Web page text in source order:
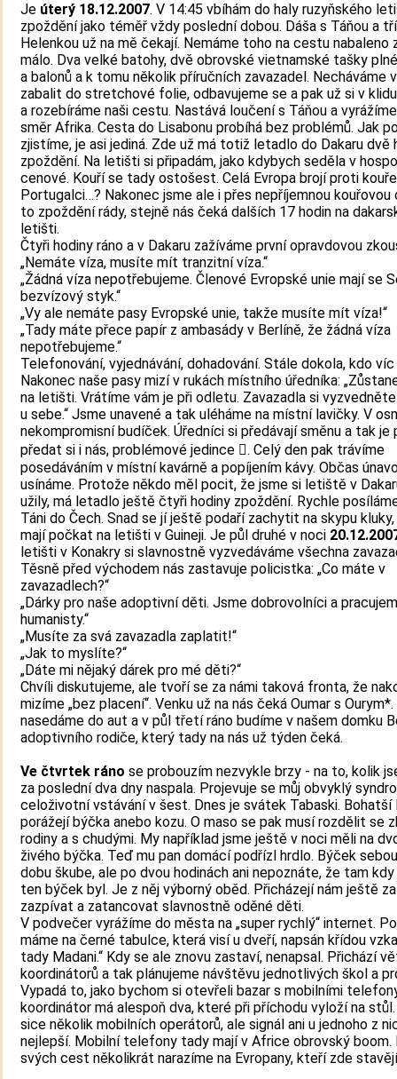
Je úterý 18.12.2007. V 14:45 vbíhám do haly ruzyňského
zpoždění jako téměř vždy poslední dobou. Dáša s Táňou a
Helenkou už na mě čekají. Nemáme toho na cestu nabaleno
málo. Dva velké batohy, dvě obrovské vietnamské tašky
a balonů a k tomu několik příručních zavazadel. Necháváme
zabalit do stretchové folie, odbavujeme se a pak už si v
a rozebíráme naši cestu. Nastává loučení s Táňou a
směr Afrika. Cesta do Lisabonu probíhá bez problémů. Jak
zjistíme, je asi jediná. Zde už má totiž letadlo do Dakaru dvě
zpoždění. Na letišti si připadám, jako kdybych seděla v
cenové. Kouří se tady ostošest. Celá Evropa brojí proti
Portugalci…? Nakonec jsme ale i přes nepříjemnou kouřovou
to zpoždění rády, stejně nás čeká dalších 17 hodin na
letišti.
Čtyři hodiny ráno a v Dakaru zažíváme první opravdovou
„Nemáte víza, musíte mít tranzitní víza.“
„Žádná víza nepotřebujeme. Členové Evropské unie mají se
bezvízový styk.“
„Vy ale nemáte pasy Evropské unie, takže musíte mít víza!“
„Tady máte přece papír z ambasády v Berlíně, že žádná víza
nepotřebujeme.“
Telefonování, vyjednávání, dohadování. Stále dokola, kdo
Nakonec naše pasy mizí v rukách místního úředníka:
na letišti. Vrátíme vám je při odletu. Zavazadla si
u sebe.“ Jsme unavené a tak uléháme na místní lavičky. V
nekompromisní budíček. Úředníci si předávají směnu a tak je
předat si i nás, problémové jedince . Celý den pak trávíme
posedáváním v místní kavárně a popíjením kávy. Občas
usínáme. Protože někdo měl pocit, že jsme si letiště v
užily, má letadlo ještě čtyři hodiny zpoždění. Rychle
Táni do Čech. Snad se jí ještě podaří zachytit na skypu
mají počkat na letišti v Guineji. Je půl druhé v noci
letišti v Konakry si slavnostně vyzvedáváme všechna
Těsně před východem nás zastavuje policistka: „Co máte v
zavazadlech?“
„Dárky pro naše adoptivní děti. Jsme dobrovolníci a
humanisty.“
„Musíte za svá zavazadla zaplatit!“
„Jak to myslíte?“
„Dáte mi nějaký dárek pro mé děti?“
Chvíli diskutujeme, ale tvoří se za námi taková fronta, že
mizíme „bez placení“. Venku už na nás čeká Oumar s
nasedáme do aut a v půl třetí ráno budíme v našem domku
adoptivního rodiče, který tady na nás už týden čeká.
Ve čtvrtek ráno se probouzím nezvykle brzy - na to, kolik
za poslední dva dny naspala. Projevuje se můj obvyklý
celoživotní vstávání v šest. Dnes je svátek Tabaski. Bohatší
porážejí býčka anebo kozu. O maso se pak musí rozdělit se
rodiny a s chudými. My například jsme ještě v noci měli na
živého býčka. Teď mu pan domácí podřízl hrdlo. Býček
dobu škube, ale po dvou hodinách ani nepoznáte, že tam kdy
ten býček byl. Je z něj výborný oběd. Přicházejí nám ještě
zazpívat a zatancovat slavnostně oděné děti.
V podvečer vyrážíme do města na „super rychlý“ internet.
máme na černé tabulce, která visí u dveří, napsán křídou
tady Madani.“ Kdy se ale znovu zastaví, nenapsal. Přichází
koordinátorů a tak plánujeme návštěvu jednotlivých škol a
Vypadá to, jako bychom si otevřeli bazar s mobilními
koordinátor má alespoň dva, které při příchodu vyloží na
sice několik mobilních operátorů, ale signál ani u jednoho z
nejlepší. Mobilní telefony tady mají v Africe obrovský boom.
svých cest několikrát narazíme na Evropany, kteří zde